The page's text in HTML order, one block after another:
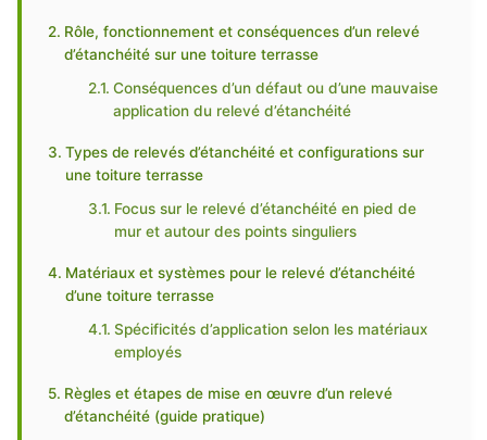
Rôle, fonctionnement et conséquences d’un relevé
d’étanchéité sur une toiture terrasse
Conséquences d’un défaut ou d’une mauvaise
application du relevé d’étanchéité
Types de relevés d’étanchéité et configurations sur
une toiture terrasse
Focus sur le relevé d’étanchéité en pied de
mur et autour des points singuliers
Matériaux et systèmes pour le relevé d’étanchéité
d’une toiture terrasse
Spécificités d’application selon les matériaux
employés
Règles et étapes de mise en œuvre d’un relevé
d’étanchéité (guide pratique)